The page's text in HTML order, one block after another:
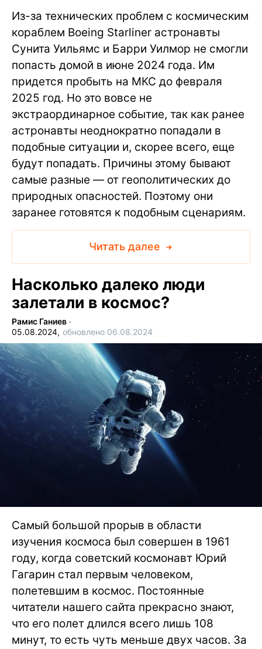
Из-за технических проблем с космическим
кораблем Boeing Starliner астронавты
Сунита Уильямс и Барри Уилмор не смогли
попасть домой в июне 2024 года. Им
придется пробыть на МКС до февраля
2025 год. Но это вовсе не
экстраординарное событие, так как ранее
астронавты неоднократно попадали в
подобные ситуации и, скорее всего, еще
будут попадать. Причины этому бывают
самые разные — от геополитических до
природных опасностей. Поэтому они
заранее готовятся к подобным сценариям.
Читать далее
Насколько далеко люди
залетали в космос?
Рамис Ганиев ∙
05.08.2024, обновлено 06.08.2024
Самый большой прорыв в области
изучения космоса был совершен в 1961
году, когда советский космонавт Юрий
Гагарин стал первым человеком,
полетевшим в космос. Постоянные
читатели нашего сайта прекрасно знают,
что его полет длился всего лишь 108
минут, то есть чуть меньше двух часов. За